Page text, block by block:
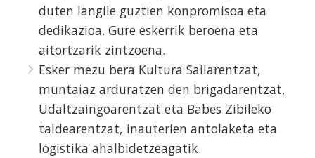
duten langile guztien konpromisoa eta
dedikazioa. Gure eskerrik beroena eta
aitortzarik zintzoena.
Esker mezu bera Kultura Sailarentzat,
muntaiaz arduratzen den brigadarentzat,
Udaltzaingoarentzat eta Babes Zibileko
taldearentzat, inauterien antolaketa eta
logistika ahalbidetzeagatik.